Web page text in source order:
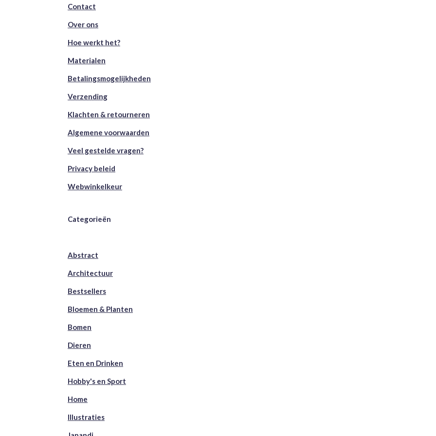
Contact
Over ons
Hoe werkt het?
Materialen
Betalingsmogelijkheden
Verzending
Klachten & retourneren
Algemene voorwaarden
Veel gestelde vragen?
Privacy beleid
Webwinkelkeur
Categorieën
Abstract
Architectuur
Bestsellers
Bloemen & Planten
Bomen
Dieren
Eten en Drinken
Hobby's en Sport
Home
Illustraties